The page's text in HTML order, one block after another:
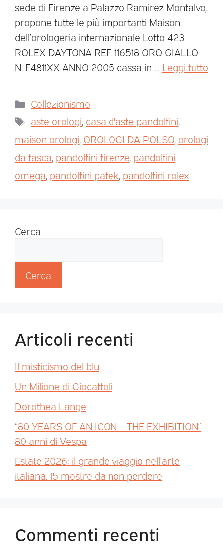
sede di Firenze a Palazzo Ramirez Montalvo,
propone tutte le più importanti Maison
dell’orologeria internazionale Lotto 423
ROLEX DAYTONA REF. 116518 ORO GIALLO
N. F4811XX ANNO 2005 cassa in … Leggi tutto
Collezionismo
aste orologi, casa d'aste pandolfini,
maison orologi, OROLOGI DA POLSO, orologi
da tasca, pandolfini firenze, pandolfini
omega, pandolfini patek, pandolfini rolex
Cerca
Cerca
Articoli recenti
Il misticismo del blu
Un Milione di Giocattoli
Dorothea Lange
“80 YEARS OF AN ICON – THE EXHIBITION”
80 anni di Vespa
Estate 2026: il grande viaggio nell’arte
italiana. 15 mostre da non perdere
Commenti recenti